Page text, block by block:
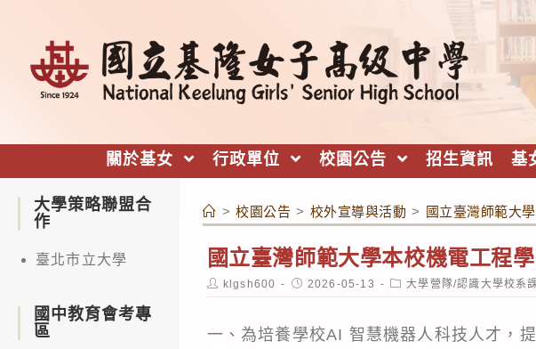
關於基女 行政單位 校園公告 招生資訊 基
> 校園公告 > 校外宣導與活動 > 國立臺灣師範大
國立臺灣師範大學本校機電工程
Post
author:
klgsh600
Post
published:
2026-05-13
Post
category:
大學營隊/認識大學校系
一、為培養學校AI 智慧機器人科技人才，
大學策略聯盟合
作
臺北市立大學
國中教育會考專
區